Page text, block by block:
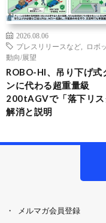
2026.08.06
プレスリリースなど
ロボ
動向/展望
ROBO-HI、吊り下げ式
ンに代わる超重量級
200tAGVで「落下リス
解消と説明
メルマガ会員登録